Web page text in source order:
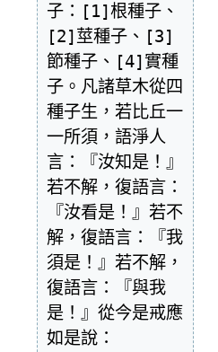
子：[1]根種子、
[2]莖種子、[3]
節種子、[4]實種
子。凡諸草木從四
種子生，若比丘一
一所須，語淨人
言：『汝知是！』
若不解，復語言：
『汝看是！』若不
解，復語言：『我
須是！』若不解，
復語言：『與我
是！』從今是戒應
如是說：